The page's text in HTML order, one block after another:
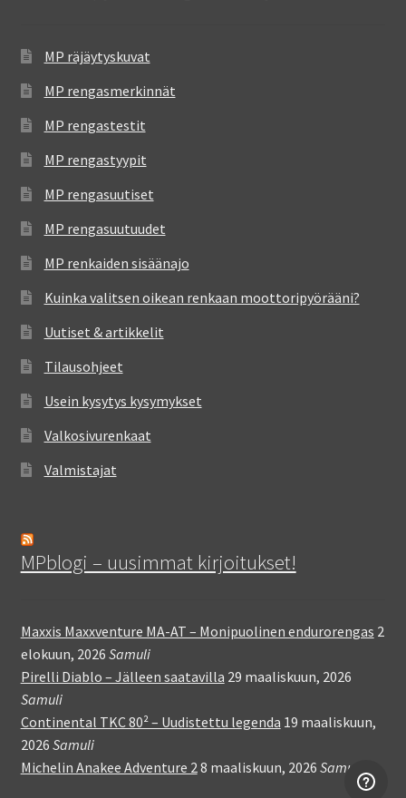
MP räjäytyskuvat
MP rengasmerkinnät
MP rengastestit
MP rengastyypit
MP rengasuutiset
MP rengasuutuudet
MP renkaiden sisäänajo
Kuinka valitsen oikean renkaan moottoripyörääni?
Uutiset & artikkelit
Tilausohjeet
Usein kysytys kysymykset
Valkosivurenkaat
Valmistajat
MPblogi – uusimmat kirjoitukset!
Maxxis Maxxventure MA-AT – Monipuolinen endurorengas 2
elokuun, 2026 Samuli
Pirelli Diablo – Jälleen saatavilla 29 maaliskuun, 2026
Samuli
Continental TKC 80² – Uudistettu legenda 19 maaliskuun,
2026 Samuli
Michelin Anakee Adventure 28 maaliskuun, 2026 Samuli